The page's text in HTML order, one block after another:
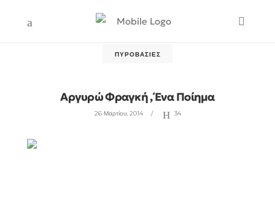
ΠΥΡΟΒΑΣΊΕΣ
Αργυρώ Φραγκή , Ένα Ποίημα
26 Μαρτίου, 2014 34